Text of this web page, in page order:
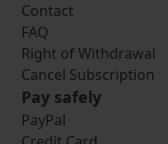
Contact
FAQ
Right of Withdrawal
Cancel Subscription
Pay safely
PayPal